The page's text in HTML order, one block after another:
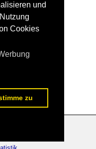
und
Cookies
zu